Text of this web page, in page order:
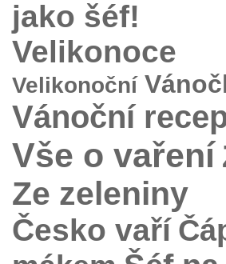
jako šéf!
Velikonoce
Velikonoční
Vánoční
Vše o vaření
Ze zeleniny
Česko vaří